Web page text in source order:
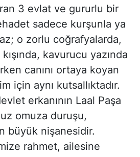
3 evlat ve gururlu bir
sadece kurşunla ya
o zorlu coğrafyalarda,
kışında, kavurucu yazında
canını ortaya koyan
için aynı kutsallıktadır.
erkanının Laal Paşa
omuza duruşu,
büyük nişanesidir.
rahmet, ailesine